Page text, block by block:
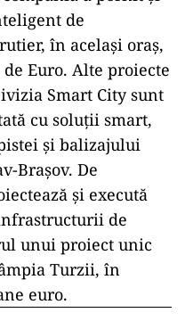
de
în același oraș,
Euro. Alte proiecte
Smart City sunt
cu soluții smart,
și balizajului
Brașov. De
și execută
de
unui proiect unic
Turzii, în
euro.